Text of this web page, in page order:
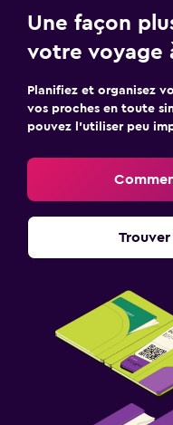
Une façon
votre voyage
Planifiez et organisez
vos proches en toute
pouvez l’utiliser peu